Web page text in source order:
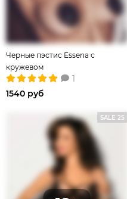
Черные пэстис Essena с
кружевом
1
1540 руб
SALE 25